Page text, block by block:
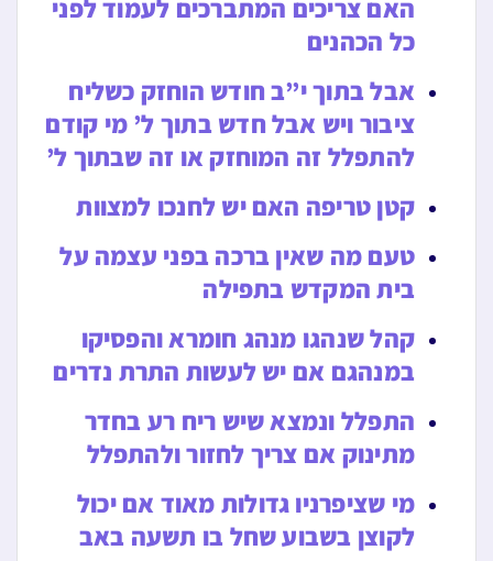
האם צריכים המתברכים לעמוד לפני
כל הכהנים
אבל בתוך י”ב חודש הוחזק כשליח
ציבור ויש אבל חדש בתוך ל’ מי קודם
להתפלל זה המוחזק או זה שבתוך ל’
קטן טריפה האם יש לחנכו למצוות
טעם מה שאין ברכה בפני עצמה על
בית המקדש בתפילה
קהל שנהגו מנהג חומרא והפסיקו
במנהגם אם יש לעשות התרת נדרים
התפלל ונמצא שיש ריח רע בחדר
מתינוק אם צריך לחזור ולהתפלל
מי שציפרניו גדולות מאוד אם יכול
לקוצן בשבוע שחל בו תשעה באב